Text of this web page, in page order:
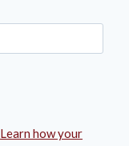
Learn how your